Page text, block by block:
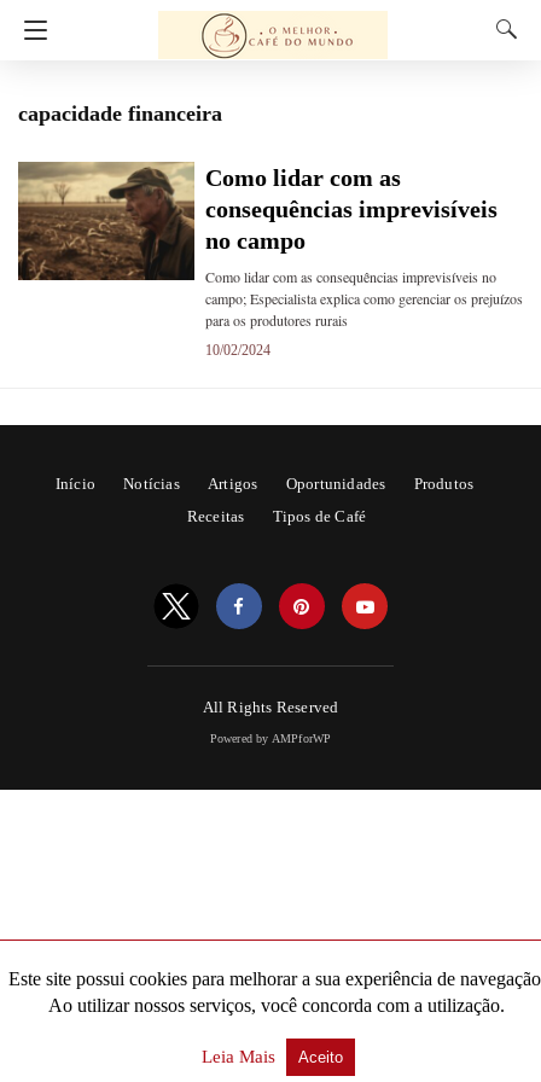
capacidade financeira
Como lidar com as
consequências imprevisíveis
no campo
Como lidar com as consequências imprevisíveis no
campo; Especialista explica como gerenciar os prejuízos
para os produtores rurais
10/02/2024
Início Notícias Artigos Oportunidades
Produtos
Receitas
Tipos de Café
All Rights Reserved
Powered by AMPforWP
Este site possui cookies para melhorar a sua experiência de
Ao utilizar nossos serviços, você concorda com a utilização.
Leia Mais Aceito